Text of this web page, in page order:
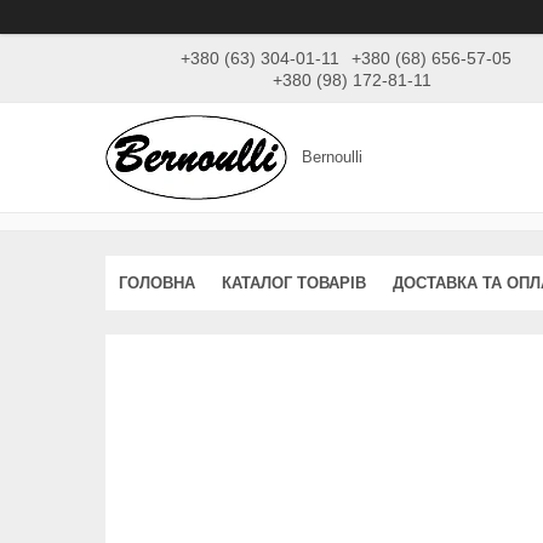
+380 (63) 304-01-11
+380 (68) 656-57-05
+380 (98) 172-81-11
Bernoulli
ГОЛОВНА КАТАЛОГ ТОВАРІВ ДОСТАВКА ТА